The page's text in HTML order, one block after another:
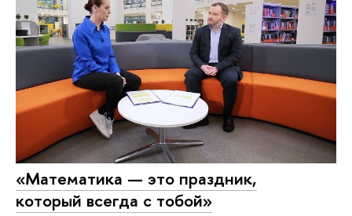
«Математика — это праздник,
который всегда с тобой»